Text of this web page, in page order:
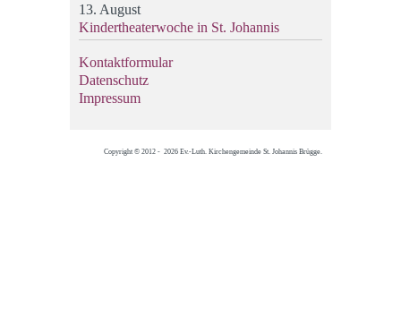
13. August
Kindertheaterwoche in St. Johannis
Kontaktformular
Datenschutz
Impressum
Copyright © 2012 - 2026 Ev.-Luth. Kirchengemeinde St. Johannis Brügge.